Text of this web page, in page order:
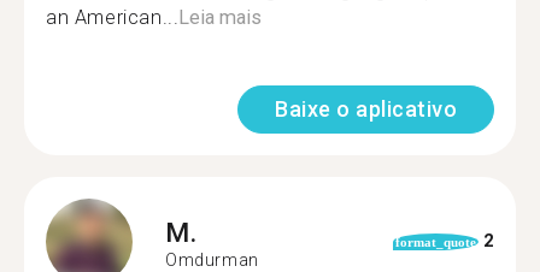
an American... Leia mais
Baixe o aplicativo
M.
Omdurman
format_quote 2